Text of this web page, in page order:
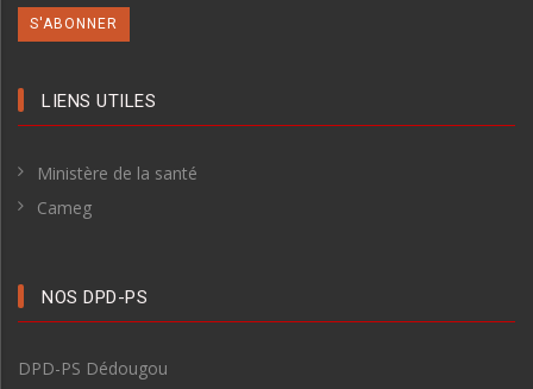
LIENS UTILES
Ministère de la santé
Cameg
NOS DPD-PS
DPD-PS Dédougou